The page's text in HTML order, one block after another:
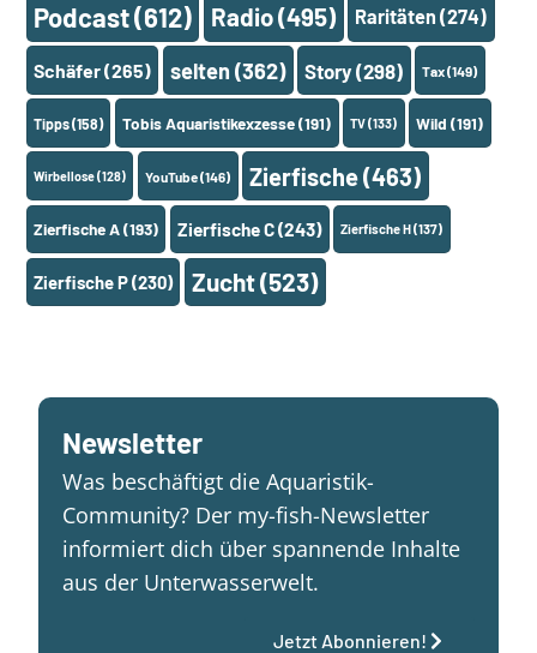
Podcast(612) Radio(495) Raritäten (274)
Schäfer(265) selten (362) Story (298) Tax(149)
Tipps(158) Tobis Aquaristikexzesse(191) TV(133) Wild (191)
Wirbellose(128) YouTube(146) Zierfische(463)
Zierfische A(193) Zierfische C(243) Zierfische H(137)
Zierfische P(230) Zucht(523)
Newsletter
Was beschäftigt die Aquaristik-
Community? Der my-fish-Newsletter
informiert dich über spannende Inhalte
aus der Unterwasserwelt.
Jetzt Abonnieren!